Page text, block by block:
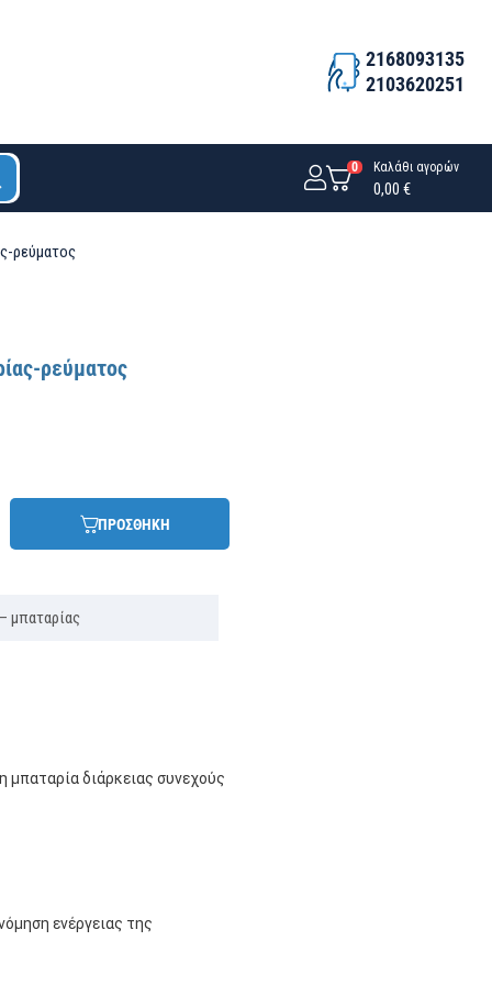
2168093135
2103620251
0 Καλάθι αγορών
0,00 €
ρεύματος
ρεύματος
ΠΡΟΣΘΗΚΗ
μπαταρίας
διάρκειας συνεχούς
ενέργειας της